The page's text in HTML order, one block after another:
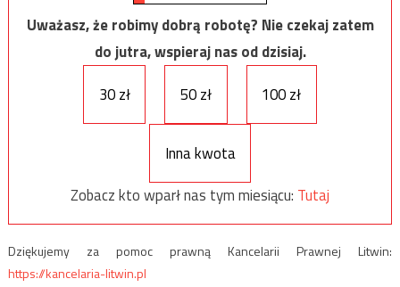
Uważasz, że robimy dobrą robotę? Nie czekaj zatem
do jutra, wspieraj nas od dzisiaj.
30 zł
50 zł 100 zł
Inna kwota
Zobacz kto wparł nas tym miesiącu: Tutaj
Dziękujemy za pomoc prawną Kancelarii Prawnej Litwin:
https://kancelaria-litwin.pl